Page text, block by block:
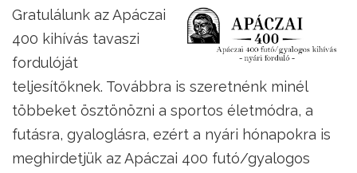
Gratulálunk az Apáczai
400 kihívás tavaszi
fordulóját
teljesítőknek. Továbbra is szeretnénk minél
többeket ösztönözni a sportos életmódra, a
futásra, gyaloglásra, ezért a nyári hónapokra is
meghirdetjük az Apáczai 400 futó/gyalogos